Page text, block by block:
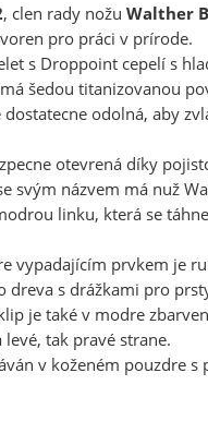
, clen rady nožu Walther
pro práci v prírode.
s Droppoint cepelí s
šedou titanizovanou
dostatecne odolná, aby
otevrená díky
svým názvem má nuž
linku, která se
vypadajícím prvkem je
dreva s drážkami pro
je také v modre
levé, tak pravé strane.
v koženém pouzdre s